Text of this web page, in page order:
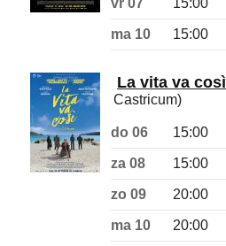
vr 07 15:00
ma 10 15:00
La vita va così
Castricum)
do 06 15:00
za 08 15:00
zo 09 20:00
ma 10 20:00